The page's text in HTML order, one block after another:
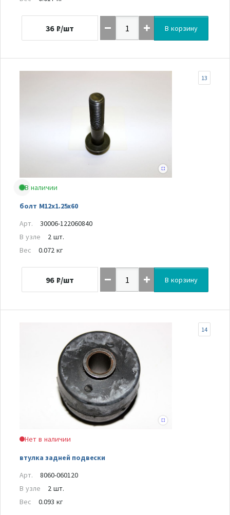
36 ₽/шт В корзину
В наличии
болт M12x1.25x60
13
Арт.
30006-122060840
В узле
2 шт.
Вес
0.072 кг
96 ₽/шт В корзину
Нет в наличии
втулка задней подвески
14
Арт.
8060-060120
В узле
2 шт.
Вес
0.093 кг